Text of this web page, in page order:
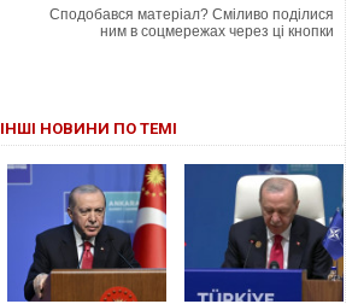
Сподобався матеріал? Сміливо поділися
ним в соцмережах через ці кнопки
ІНШІ НОВИНИ ПО ТЕМІ